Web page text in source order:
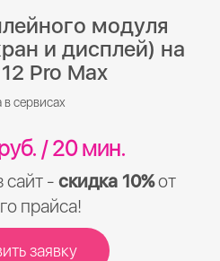
модуля
и дисплей) на
Pro Max
в сервисах
/ 20 мин.
сайт - скидка 10%от
прайса!
заявку